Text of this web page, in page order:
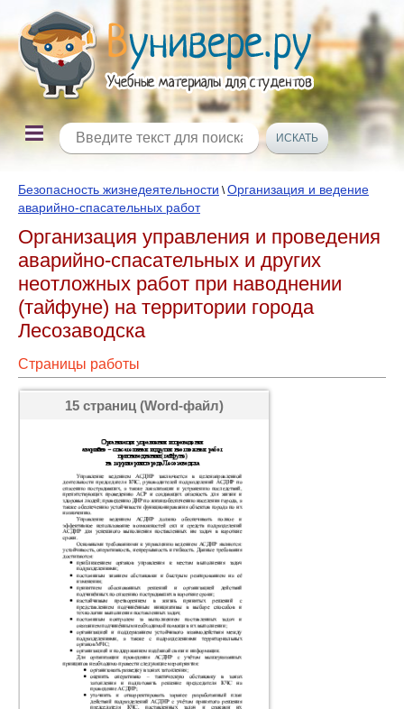
Безопасность жизнедеятельности \Организация и ведение
аварийно-спасательных работ
Организация управления и проведения
аварийно-спасательных и других
неотложных работ при наводнении
(тайфуне) на территории города
Лесозаводска
Страницы работы
15 страниц (Word-файл)